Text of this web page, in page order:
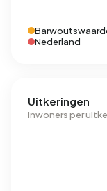
Nederland
Uitkeringen
Inwoners per